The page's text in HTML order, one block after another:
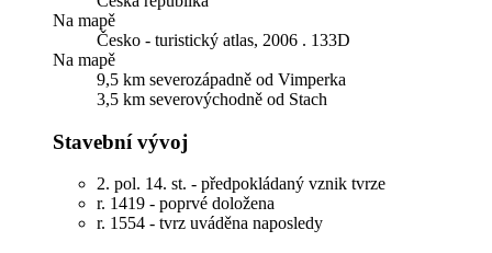
Na mapě
Česko - turistický atlas, 2006 . 133D
Na mapě
9,5 km severozápadně od Vimperka
3,5 km severovýchodně od Stach
Stavební vývoj
2. pol. 14. st. - předpokládaný vznik tvrze
r. 1419 - poprvé doložena
r. 1554 - tvrz uváděna naposledy